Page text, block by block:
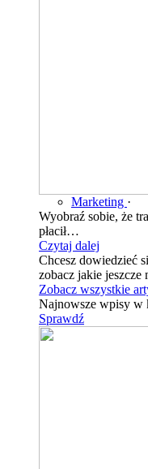
Marketing ·
Wyobraź sobie, że
płacił…
Czytaj dalej
Chcesz dowiedzieć
zobacz jakie jeszcze
Zobacz wszystkie
Najnowsze wpisy w
Sprawdź